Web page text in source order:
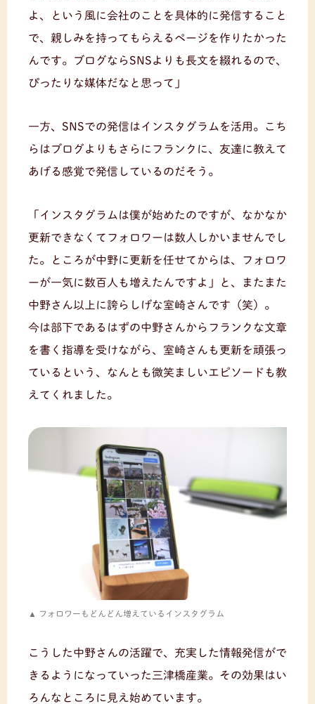
よ、という風に会社のことを具体的に発信すること
で、親しみを持ってもらえるページを作りたかった
んです。ブログならSNSよりも長文を綴れるので、
ぴったりな媒体だなと思って」
一方、SNSでの発信はインスタグラムを活用。こち
らはブログよりもさらにフランクに、友達に教えて
あげる感覚で発信しているのだそう。
「インスタグラムは僕が始めたのですが、なかなか
更新できなくてフォロワーは数人しかいませんでし
た。ところが中野に更新を任せてからは、フォロワ
ーが一気に数百人も増えたんですよ」と、またまた
中野さん以上に誇らしげな室崎さんです（笑）。
今は部下であるはずの中野さんからフランクな文章
を書く指導を受けながら、室崎さんも更新を頑張っ
ているという、なんとも微笑ましいエピソードも教
えてくれました。
フォロワーもどんどん増えているインスタグラム
こうした中野さんの活躍で、充実した情報発信がで
きるようになっていった三津橋産業。その効果はい
ろんなところに見え始めています。